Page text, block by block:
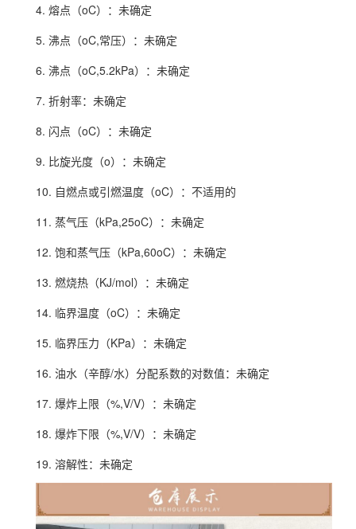
4. 熔点（oC）：未确定
5. 沸点（oC,常压）：未确定
6. 沸点（oC,5.2kPa）：未确定
7. 折射率：未确定
8. 闪点（oC）：未确定
9. 比旋光度（o）：未确定
10. 自燃点或引燃温度（oC）：不适用的
11. 蒸气压（kPa,25oC）：未确定
12. 饱和蒸气压（kPa,60oC）：未确定
13. 燃烧热（KJ/mol）：未确定
14. 临界温度（oC）：未确定
15. 临界压力（KPa）：未确定
16. 油水（辛醇/水）分配系数的对数值：未确定
17. 爆炸上限（%,V/V）：未确定
18. 爆炸下限（%,V/V）：未确定
19. 溶解性：未确定